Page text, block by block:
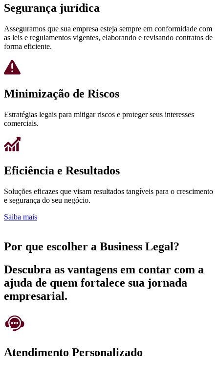
Segurança jurídica
Asseguramos que sua empresa esteja sempre em conformidade com
as leis e regulamentos vigentes, elaborando e revisando contratos de
forma eficiente.
Minimização de Riscos
Estratégias legais para mitigar riscos e proteger seus interesses
comerciais.
Eficiência e Resultados
Soluções eficazes que visam resultados tangíveis para o crescimento
e segurança do seu negócio.
Saiba mais
Por que escolher a Business Legal?
Descubra as vantagens em contar com a
ajuda de quem fortalece sua jornada
empresarial.
Atendimento Personalizado